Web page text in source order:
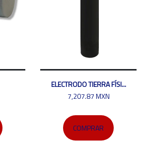
ELECTRODO TIERRA FÍSI...
7,207.87 MXN
COMPRAR